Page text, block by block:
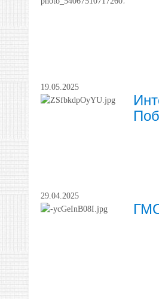
19.05.2025
29.04.2025